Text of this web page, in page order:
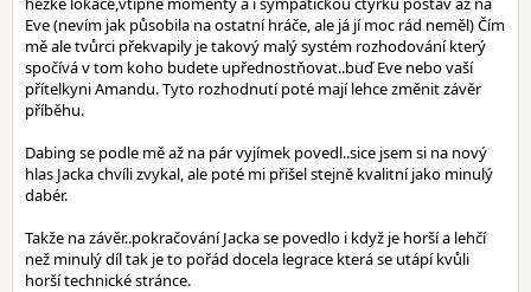
Eve (nevím jak působila na ostatní hráče, ale já jí moc rád neměl) Čím
mě ale tvůrci překvapily je takový malý systém rozhodování který
spočívá v tom koho budete upřednostňovat..buď Eve nebo vaší
přítelkyni Amandu. Tyto rozhodnutí poté mají lehce změnit závěr
příběhu.
Dabing se podle mě až na pár vyjímek povedl..sice jsem si na nový
hlas Jacka chvíli zvykal, ale poté mi přišel stejně kvalitní jako minulý
dabér.
Takže na závěr..pokračování Jacka se povedlo i když je horší a lehčí
než minulý díl tak je to pořád docela legrace která se utápí kvůli
horší technické stránce.